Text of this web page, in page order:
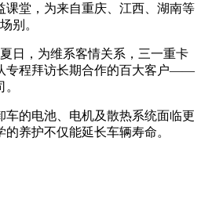
课堂，为来自重庆、江西、湖南等
别。
，为维系客情关系，三一重卡
专程拜访长期合作的百大客户——
的电池、电机及散热系统面临更
养护不仅能延长车辆寿命。